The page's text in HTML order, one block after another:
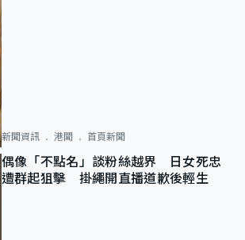
新聞資訊 港聞 首頁新聞
偶像「不點名」談粉絲越界 日女死忠
遭群起狙擊 掛繩開直播道歉後輕生